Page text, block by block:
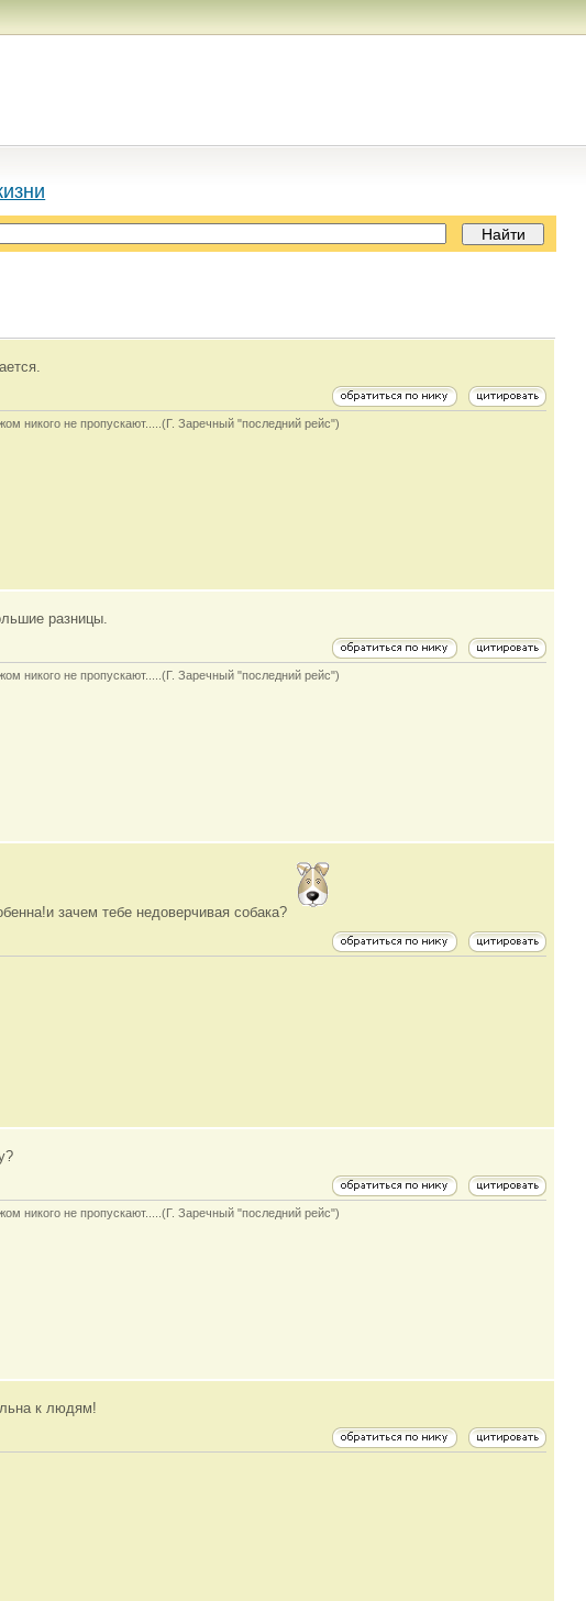
никого не пропускают.....(Г. Заречный "последний рейс")
разницы.
никого не пропускают.....(Г. Заречный "последний рейс")
зачем тебе недоверчивая собака?
никого не пропускают.....(Г. Заречный "последний рейс")
к людям!